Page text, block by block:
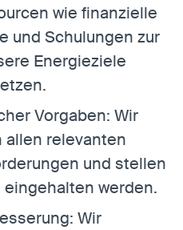
wie finanzielle
und Schulungen zur
Energieziele
Vorgaben: Wir
relevanten
und stellen
werden.
Wir